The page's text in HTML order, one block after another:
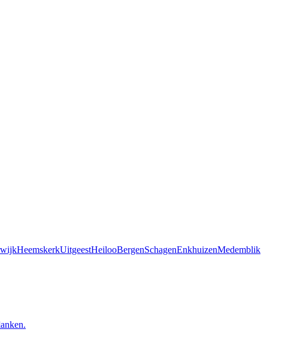
HeemskerkUitgeestHeilooBergenSchagenEnkhuizenMedemblik